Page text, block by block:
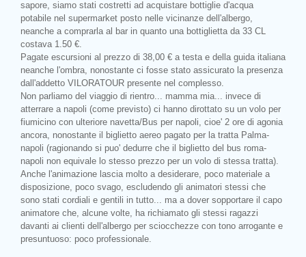
sapore, siamo stati costretti ad acquistare bottiglie d'acqua
potabile nel supermarket posto nelle vicinanze dell'albergo,
neanche a comprarla al bar in quanto una bottiglietta da 33 CL
costava 1.50 €.
Pagate escursioni al prezzo di 38,00 € a testa e della guida italiana
neanche l'ombra, nonostante ci fosse stato assicurato la presenza
dall'addetto VILORATOUR presente nel complesso.
Non parliamo del viaggio di rientro... mamma mia... invece di
atterrare a napoli (come previsto) ci hanno dirottato su un volo per
fiumicino con ulteriore navetta/Bus per napoli, cioe' 2 ore di agonia
ancora, nonostante il biglietto aereo pagato per la tratta Palma-
napoli (ragionando si puo' dedurre che il biglietto del bus roma-
napoli non equivale lo stesso prezzo per un volo di stessa tratta).
Anche l'animazione lascia molto a desiderare, poco materiale a
disposizione, poco svago, escludendo gli animatori stessi che
sono stati cordiali e gentili in tutto... ma a dover sopportare il capo
animatore che, alcune volte, ha richiamato gli stessi ragazzi
davanti ai clienti dell'albergo per sciocchezze con tono arrogante e
presuntuoso: poco professionale.